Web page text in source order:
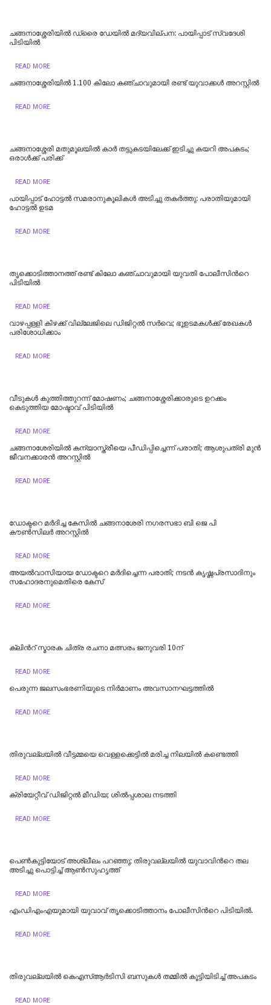
ചങ്ങനാശ്ശേരിയിൽ ഡ്രൈ ഡേയിൽ മദ്യവില്പന: പായിപ്പാട് സ്വദേശി
പിടിയിൽ
READ MORE
ചങ്ങനാശ്ശേരിയിൽ 1.100 കിലോ കഞ്ചാവുമായി രണ്ട് യുവാക്കൾ അറസ്റ്റിൽ
READ MORE
ചങ്ങനാശ്ശേരി മതുമൂലയിൽ കാർ തട്ടുകടയിലേക്ക് ഇടിച്ചു കയറി അപകടം;
ഒരാൾക്ക് പരിക്ക്
READ MORE
പായിപ്പാട് ഹോട്ടൽ സമരാനുകൂലികൾ അടിച്ചു തകർത്തു: പരാതിയുമായി
ഹോട്ടൽ ഉടമ
READ MORE
തൃക്കൊടിത്താനത്ത് രണ്ട് കിലോ കഞ്ചാവുമായി യുവതി പോലീസിന്‍റെ
പിടിയിൽ
READ MORE
വാഴപ്പള്ളി കിഴക്ക് വില്ലേജിലെ ഡിജിറ്റൽ സർവെ; ഭൂഉടമകൾക്ക് രേഖകൾ
പരിശോധിക്കാം
READ MORE
വീടുകൾ കുത്തിത്തുറന്ന് മോഷണം; ചങ്ങനാശ്ശേരിക്കാരുടെ ഉറക്കം
കെടുത്തിയ മോഷ്ടാവ് പിടിയിൽ
READ MORE
ചങ്ങനാശേരിയില്‍ കന്യാസ്ത്രീയെ പീഡിപ്പിച്ചെന്ന് പരാതി; ആശുപത്രി മുൻ
ജീവനക്കാരൻ അറസ്റ്റിൽ
READ MORE
ഡോക്ടറെ മർദിച്ച കേസിൽ ചങ്ങനാശേരി നഗരസഭാ ബി ജെ പി
കൗൺസിലർ അറസ്റ്റിൽ
READ MORE
അയല്‍വാസിയായ ഡോക്ടറെ മർദിച്ചെന്ന പരാതി; നടൻ കൃഷ്ണപ്രസാദിനും
സഹോദരനുമെതിരെ കേസ്
READ MORE
ക്ലിന്‍റ് സ്മാരക ചിത്ര രചനാ മത്സരം ജനുവരി 10ന്
READ MORE
പെരുന്ന ജലസംഭരണിയുടെ നിര്‍മാണം അവസാനഘട്ടത്തില്‍
READ MORE
തിരുവല്ലയില്‍ വീട്ടമ്മയെ വെള്ളക്കെട്ടിൽ മരിച്ച നിലയിൽ കണ്ടെത്തി
READ MORE
ക്രിയേറ്റീവ് ഡിജിറ്റല്‍ മീഡിയ; ശില്‍പ്പശാല നടത്തി
READ MORE
പെൺകുട്ടിയോട് അശ്ലീലം പറഞ്ഞു; തിരുവല്ലയിൽ യുവാവിന്‍റെ തല
അടിച്ചു പൊട്ടിച്ച് ആൺസുഹൃത്ത്
READ MORE
എംഡിഎംഎയുമായി യുവാവ് തൃക്കൊടിത്താനം പോലീസിന്‍റെ പിടിയിൽ.
READ MORE
തിരുവല്ലയിൽ കെഎസ്ആർടിസി ബസുകൾ തമ്മിൽ കൂട്ടിയിടിച്ച് അപകടം
READ MORE